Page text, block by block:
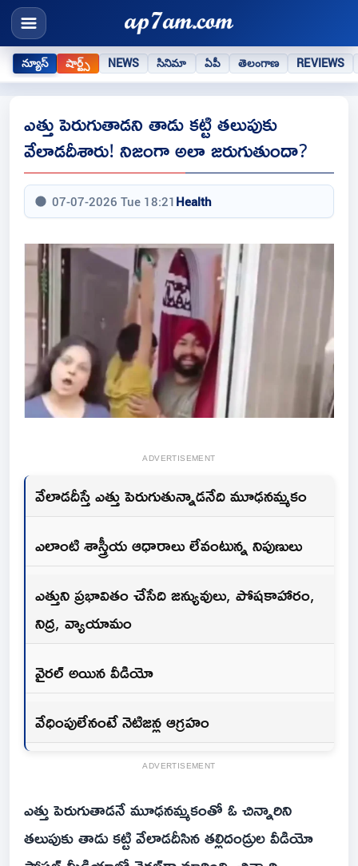
న్యూస్ షార్ట్స్ NEWS సినిమా ఏపీ తెలంగాణ REVIEWS
ఎత్తు పెరుగుతాడని తాడు కట్టి తలుపుకు
వేలాడదీశారు! నిజంగా అలా జరుగుతుందా?
07-07-2026 Tue 18:21 Health
ADVERTISEMENT
వేలాడదీస్తే ఎత్తు పెరుగుతున్నాడనేది మూఢనమ్మకం
ఎలాంటి శాస్త్రీయ ఆధారాలు లేవంటున్న నిపుణులు
ఎత్తుని ప్రభావితం చేసేది జన్యువులు, పోషకాహారం,
నిద్ర, వ్యాయామం
వైరల్‌ అయిన వీడియో
వేధింపులేనంటే నెటిజన్ల ఆగ్రహం
ADVERTISEMENT
ఎత్తు పెరుగుతాడనే మూఢనమ్మకంతో ఓ చిన్నారిని
తలుపుకు తాడు కట్టి వేలాడదీసిన తల్లిదండ్రుల వీడియో